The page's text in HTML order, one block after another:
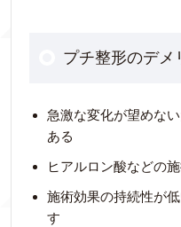
プチ整形のデメ
急激な変化が望めな
ある
ヒアルロン酸などの
施術効果の持続性が
す